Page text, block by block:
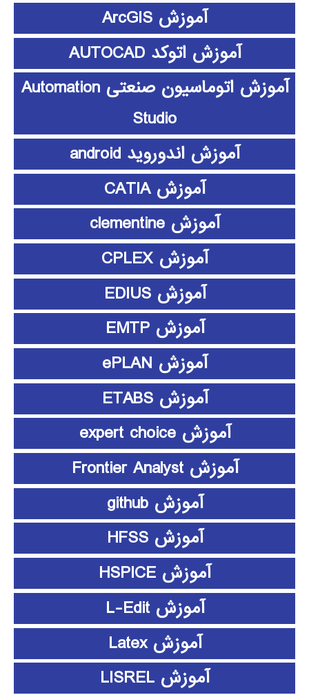
آموزش ArcGIS
آموزش اتوکد AUTOCAD
آموزش اتوماسیون صنعتی Automation
Studio
آموزش اندوروید android
آموزش CATIA
آموزش clementine
آموزش CPLEX
آموزش EDIUS
آموزش EMTP
آموزش ePLAN
آموزش ETABS
آموزش expert choice
آموزش Frontier Analyst
آموزش github
آموزش HFSS
آموزش HSPICE
آموزش L-Edit
آموزش Latex
آموزش LISREL